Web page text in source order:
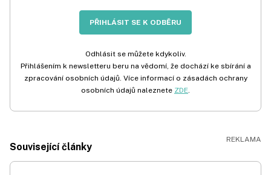
PŘIHLÁSIT SE K ODBĚRU
Odhlásit se můžete kdykoliv.
Přihlášením k newsletteru beru na vědomí, že dochází ke sbírání a
zpracování osobních údajů. Více informací o zásadách ochrany
osobních údajů naleznete ZDE.
Související články